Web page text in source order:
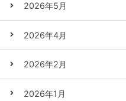
2026年5月
2026年4月
2026年2月
2026年1月